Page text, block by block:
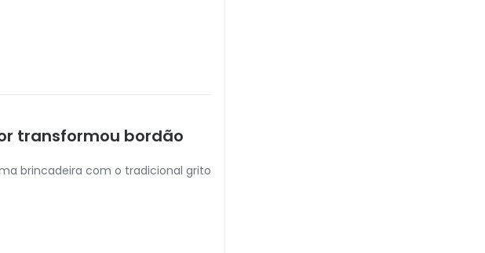
transformou bordão
brincadeira com o tradicional grito